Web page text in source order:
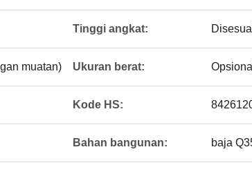
Tinggi angkat:
muatan) Ukuran berat: Opsional
Kode HS:
Bahan bangunan: baja